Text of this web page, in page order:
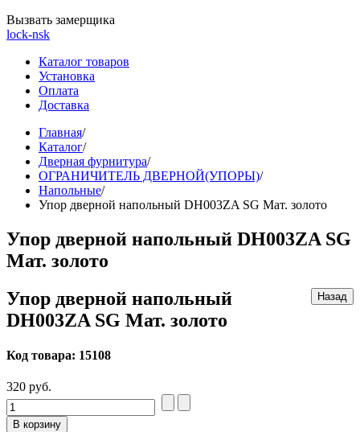
Вызвать замерщика
lock-nsk
Каталог товаров
Установка
Оплата
Доставка
Главная/
Каталог/
Дверная фурнитура/
ОГРАНИЧИТЕЛЬ ДВЕРНОЙ(УПОРЫ)/
Напольные/
Упор дверной напольный DH003ZA SG Мат. золото
Упор дверной напольный DH003ZA SG
Мат. золото
Упор дверной напольный
DH003ZA SG Мат. золото
Код товара: 15108
320 руб.
В корзину